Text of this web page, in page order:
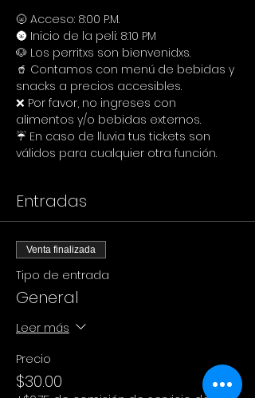
🌝 Acceso: 8:00 P.M.
🌚 Inicio de la peli: 8:10 PM
🐶 Los perritxs son bienvenidxs.
🥤 Contamos con menú de bebidas y
snacks a precios accesibles.
❌ Por favor, no ingreses con
alimentos y/o bebidas externos.
☔ En caso de lluvia tus tickets son
válidos para cualquier otra función.
Entradas
Venta finalizada
Tipo de entrada
General
Leer más
Precio
$30.00